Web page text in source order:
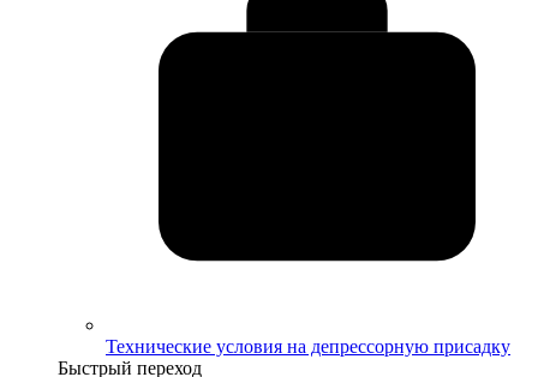
Технические условия на депрессорную присадку
Быстрый переход